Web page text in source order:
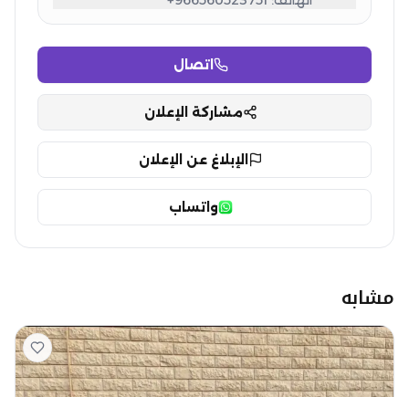
اتصال
مشاركة الإعلان
الإبلاغ عن الإعلان
واتساب
مشابه